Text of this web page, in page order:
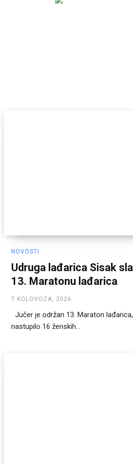
NOVOSTI
Udruga lađarica Sisak
13. Maratonu lađarica
7 KOLOVOZA, 2026
Jučer je održan 13. Maraton
nastupilo 16 ženskih...